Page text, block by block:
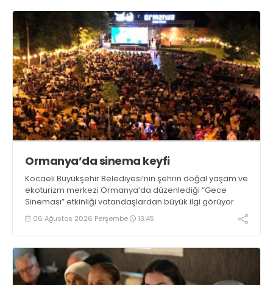
Ormanya’da sinema keyfi
Kocaeli Büyükşehir Belediyesi’nin şehrin doğal yaşam ve
ekoturizm merkezi Ormanya’da düzenlediği “Gece
Sineması” etkinliği vatandaşlardan büyük ilgi görüyor
06 Ağustos 2026 Perşembe 13:45